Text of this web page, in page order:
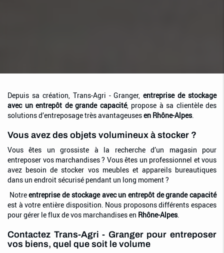
Depuis sa création, Trans-Agri - Granger,entreprise de stockage
avec un entrepôt de grande capacité, propose à sa clientèle des
solutions d’entreposage très avantageusesen Rhône-Alpes.
Vous avez des objets volumineux à stocker ?
Vous êtes un grossiste à la recherche d’un magasin pour
entreposer vos marchandises ? Vous êtes un professionnel et vous
avez besoin de stocker vos meubles et appareils bureautiques
dans un endroit sécurisé pendant un long moment ?
Notreentreprise de stockage avec un entrepôt de grande capacité
est à votre entière disposition. Nous proposons différents espaces
pour gérer le flux de vos marchandises en Rhône-Alpes.
Contactez Trans-Agri - Granger pour entreposer
vos biens, quel que soit le volume